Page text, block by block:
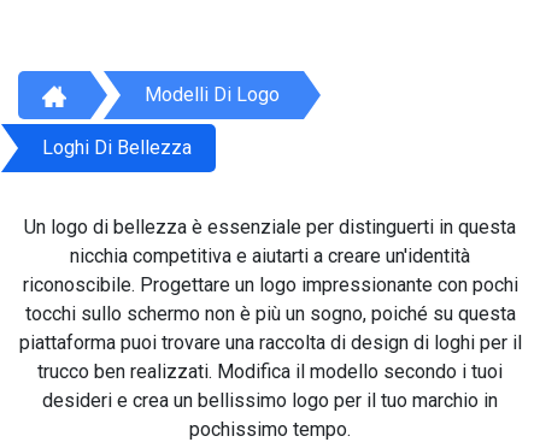
Modelli Di Logo
Loghi Di Bellezza
Un logo di bellezza è essenziale per distinguerti in questa
nicchia competitiva e aiutarti a creare un'identità
riconoscibile. Progettare un logo impressionante con pochi
tocchi sullo schermo non è più un sogno, poiché su questa
piattaforma puoi trovare una raccolta di design di loghi per il
trucco ben realizzati. Modifica il modello secondo i tuoi
desideri e crea un bellissimo logo per il tuo marchio in
pochissimo tempo.